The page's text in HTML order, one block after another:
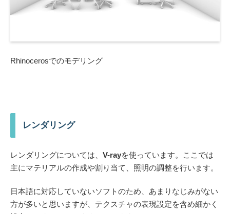
Rhinocerosでのモデリング
レンダリング
レンダリングについては、 V-rayを使っています。ここでは
主にマテリアルの作成や割り当て、照明の調整を行います。
日本語に対応していないソフトのため、あまりなじみがない
方が多いと思いますが、テクスチャの表現設定を含め細かく